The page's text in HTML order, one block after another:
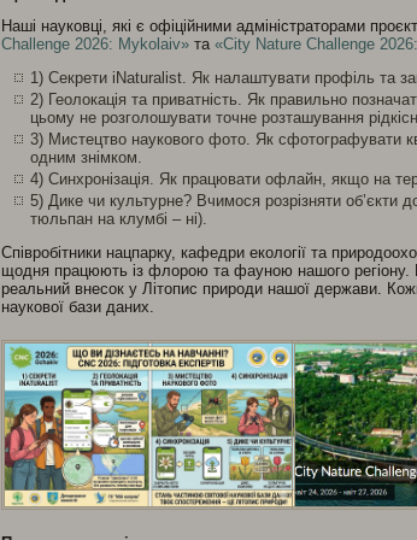
Наші науковці, які є офіційними адміністраторами
Challenge 2026: Mykolaiv» та «City Nature Challenge
1) Секрети iNaturalist. Як налаштувати профіль та
2) Геолокація та приватність. Як правильно
цьому не розголошувати точне розташування
3) Мистецтво наукового фото. Як сфотографувати
одним знімком.
4) Синхронізація. Як працювати офлайн, якщо на
5) Дике чи культурне? Вчимося розрізняти
тюльпан на клумбі – ні).
Співробітники нацпарку, кафедри екології та
щодня працюють із флорою та фауною нашого
реальний внесок у Літопис природи нашої держави.
наукової бази даних.